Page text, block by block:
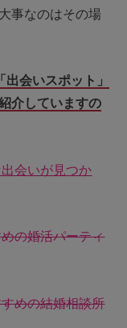
事なのはその場
会いスポット」
介していますの
会いが見つか
の婚活パーティ
めの結婚相談所